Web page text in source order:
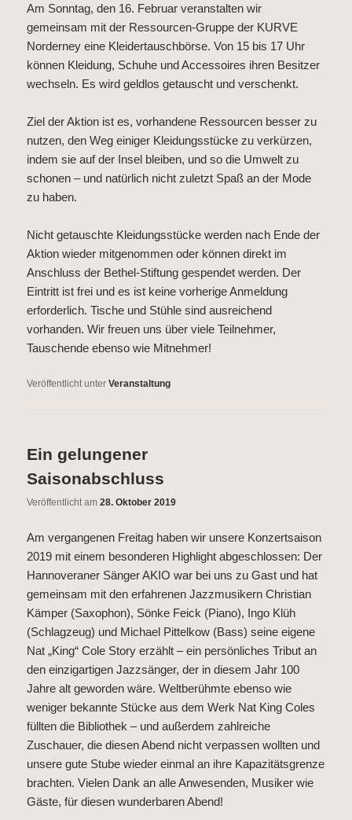
Am Sonntag, den 16. Februar veranstalten wir
gemeinsam mit der Ressourcen-Gruppe der KURVE
Norderney eine Kleidertauschbörse. Von 15 bis 17 Uhr
können Kleidung, Schuhe und Accessoires ihren Besitzer
wechseln. Es wird geldlos getauscht und verschenkt.
Ziel der Aktion ist es, vorhandene Ressourcen besser zu
nutzen, den Weg einiger Kleidungsstücke zu verkürzen,
indem sie auf der Insel bleiben, und so die Umwelt zu
schonen – und natürlich nicht zuletzt Spaß an der Mode
zu haben.
Nicht getauschte Kleidungsstücke werden nach Ende der
Aktion wieder mitgenommen oder können direkt im
Anschluss der Bethel-Stiftung gespendet werden. Der
Eintritt ist frei und es ist keine vorherige Anmeldung
erforderlich. Tische und Stühle sind ausreichend
vorhanden. Wir freuen uns über viele Teilnehmer,
Tauschende ebenso wie Mitnehmer!
Veröffentlicht unter Veranstaltung
Ein gelungener
Saisonabschluss
Veröffentlicht am28. Oktober 2019
Am vergangenen Freitag haben wir unsere Konzertsaison
2019 mit einem besonderen Highlight abgeschlossen: Der
Hannoveraner Sänger AKIO war bei uns zu Gast und hat
gemeinsam mit den erfahrenen Jazzmusikern Christian
Kämper (Saxophon), Sönke Feick (Piano), Ingo Klüh
(Schlagzeug) und Michael Pittelkow (Bass) seine eigene
Nat „King“ Cole Story erzählt – ein persönliches Tribut an
den einzigartigen Jazzsänger, der in diesem Jahr 100
Jahre alt geworden wäre. Weltberühmte ebenso wie
weniger bekannte Stücke aus dem Werk Nat King Coles
füllten die Bibliothek – und außerdem zahlreiche
Zuschauer, die diesen Abend nicht verpassen wollten und
unsere gute Stube wieder einmal an ihre Kapazitätsgrenze
brachten. Vielen Dank an alle Anwesenden, Musiker wie
Gäste, für diesen wunderbaren Abend!